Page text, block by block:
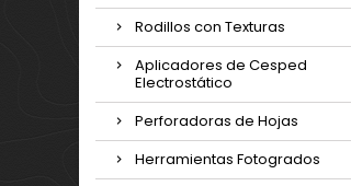
Rodillos con Texturas
Aplicadores de Cesped
Electrostático
Perforadoras de Hojas
Herramientas Fotogrados